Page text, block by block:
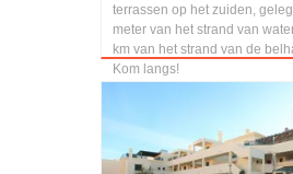
terrassen op het zuiden,
meter van het strand van
km van het strand van de
Kom langs!